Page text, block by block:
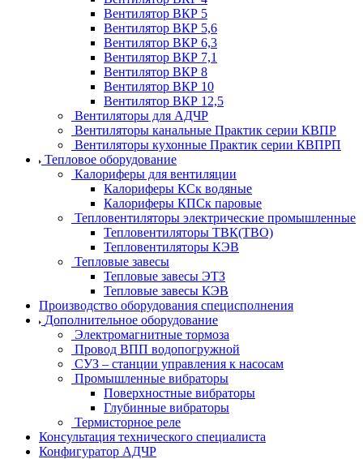
Вентилятор ВКР 5
Вентилятор ВКР 5,6
Вентилятор ВКР 6,3
Вентилятор ВКР 7,1
Вентилятор ВКР 8
Вентилятор ВКР 10
Вентилятор ВКР 12,5
Вентиляторы для АДЧР
Вентиляторы канальные Практик серии КВПР
Вентиляторы кухонные Практик серии КВПРП
Тепловое оборудование
Калориферы для вентиляции
Калориферы КСк водяные
Калориферы КПСк паровые
Тепловентиляторы электрические промышленные
Тепловентиляторы ТВК(ТВО)
Тепловентиляторы КЭВ
Тепловые завесы
Тепловые завесы ЭТЗ
Тепловые завесы КЭВ
Производство оборудования специсполнения
Дополнительное оборудование
Электромагнитные тормоза
Провод ВПП водопогружной
СУЗ – станции управления к насосам
Промышленные вибраторы
Поверхностные вибраторы
Глубинные вибраторы
Термисторное реле
Консультация технического специалиста
Конфигуратор АДЧР